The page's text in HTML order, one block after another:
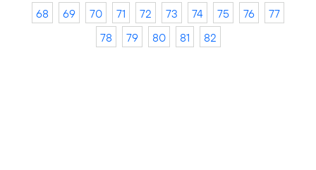
68
69 70 71 72 73 74 75 76
77
78
79 80 81 82